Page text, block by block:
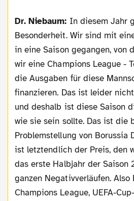
Dr. Niebaum: In diesem Jahr
Besonderheit. Wir sind mit
in eine Saison gegangen, von
wir eine Champions League -
die Ausgaben für diese
finanzieren. Das ist leider
und deshalb ist diese Saison
wie sie sein sollte. Das ist die
Problemstellung von Borussia
ist letztendlich der Preis, den
das erste Halbjahr der
ganzen Negativverläufen.
Champions League, UEFA-